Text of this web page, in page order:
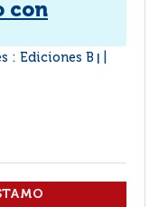
con
: Ediciones B